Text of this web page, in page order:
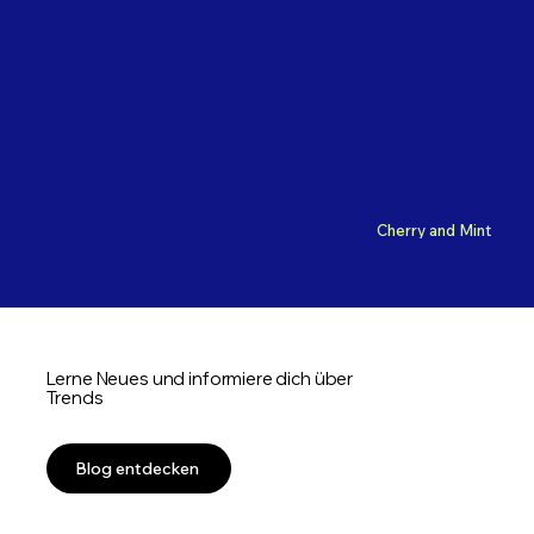
Cherry and Mint
Lerne Neues und informiere dich über
Trends
Blog entdecken